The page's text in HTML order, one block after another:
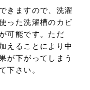
きますので、洗濯
った洗濯槽のカビ
可能です。ただ
えることにより中
が下がってしまう
下さい。